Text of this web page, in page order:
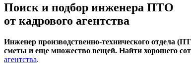
Поиск и подбор инженера ПТО
от кадрового агентства
Инженер производственно-технического отдела
сметы и еще множество вещей. Найти хорошего
агентства.